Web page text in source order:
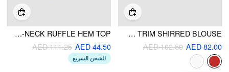
SWEETHEART LETTUCE TRIM SHIRRED BLOUSE
AED 82.00
AED 102.50
SILK-BLEND V-NECK RUFFLE HEM TOP
AED 44.50
AED 111.25
الشحن السريع